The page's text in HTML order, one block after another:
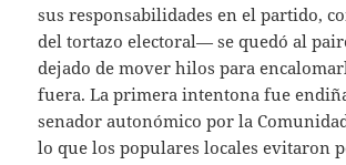
sus responsabilidades en el partido,
del tortazo electoral— se quedó al
dejado de mover hilos para
fuera. La primera intentona fue
senador autonómico por la
lo que los populares locales evitaron